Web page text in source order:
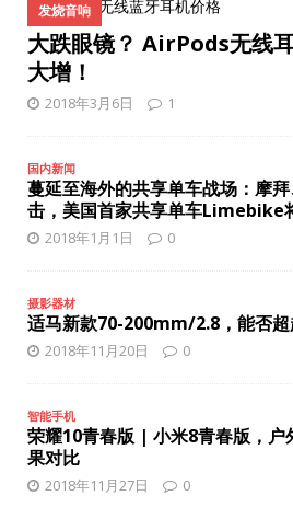
[ 2025年10月27日 ]
[ 2025年12月8日 ] iPhone
[ 2025年12月8日 ]
联想和
大跌眼镜？ AirPods无线
大增！
发烧音响
2018年3月6日 1
国内新闻
蔓延至海外的共享单车战场：摩
击，美国首家共享单车Limebike
2018年1月1日 0
摄影器材
适马新款70-200mm/2.8，能否超
2018年11月20日 0
智能手机
荣耀10青春版 | 小米8青春版，户
果对比
2018年11月27日 0